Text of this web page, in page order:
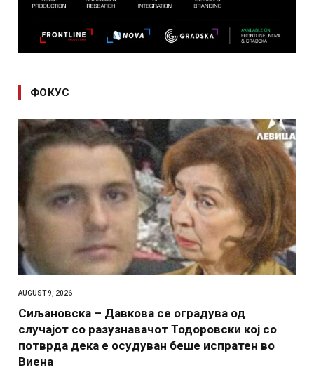
ФОКУС
AUGUST 9, 2026
Сиљановска – Давкова се оградува од
случајот со разузнавачот Тодоровски кој со
потврда дека е осудуван беше испратен во
Виена